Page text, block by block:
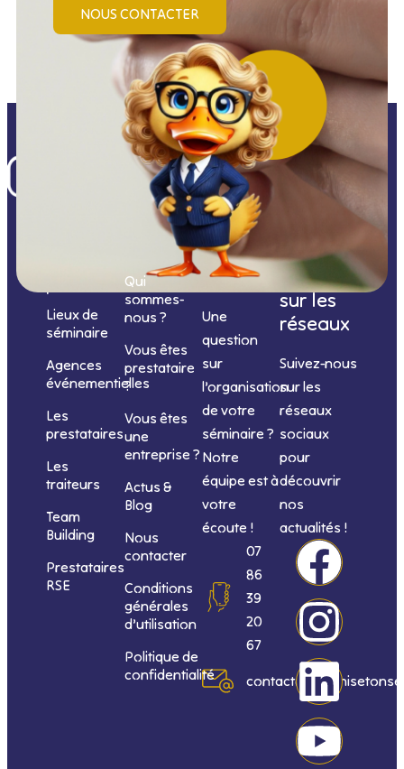
NOUS CONTACTER
prestations
Lieux de
séminaire
Agences
événementielles
Les
prestataires
Les
traiteurs
Team
Building
Prestataires
RSE
Informations
Qui
sommes-
nous ?
Vous êtes
prestataire
?
Vous êtes
une
entreprise ?
Actus &
Blog
Nous
contacter
Conditions
générales
d’utilisation
Politique de
confidentialité
Nous
contacter
Une
question
sur
l’organisation
de votre
séminaire ?
Notre
équipe est à
votre
écoute !
07
86
39
20
67
Nous
suivre
sur les
réseaux
Suivez-nous
sur les
réseaux
sociaux
pour
découvrir
nos
actualités !
F
a
c
e
b
I
n
s
t
a
L
i
n
k
e
Y
o
u
t
u